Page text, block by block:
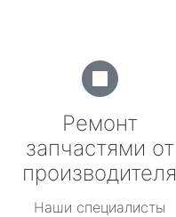
Ремонт
запчастями от
производителя
Наши специалисты